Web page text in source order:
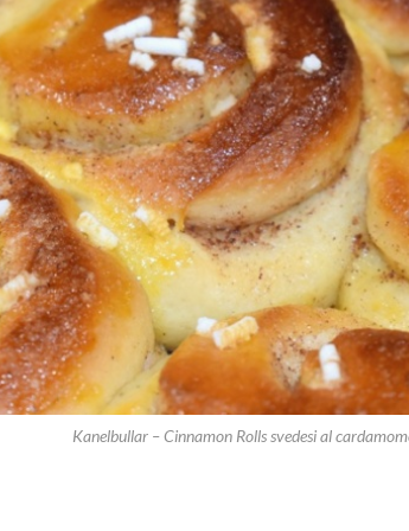
Kanelbullar – Cinnamon Rolls svedesi al